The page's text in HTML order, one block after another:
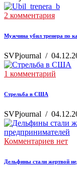
2 комментария
Мужчина убил тренера по
SVPjournal /
1 комментарий
Стрельба в США
SVPjournal /
Комментариев нет
Дельфины стали жертвой